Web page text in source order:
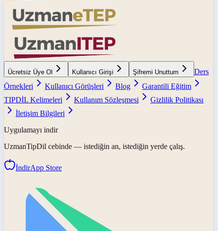
Ücretsiz Üye Ol Kullanıcı Girişi Şifremi Unuttum
Ders
Örnekleri
Kullanıcı Görüşleri Blog
Garantili Eğitim
TIPDİL Kelimeleri
Kullanım Sözleşmesi
Gizlilik Politikası
İletişim Bilgileri
Uygulamayı indir
UzmanTipDil cebinde — istediğin an, istediğin yerde çalış.
İndirApp Store